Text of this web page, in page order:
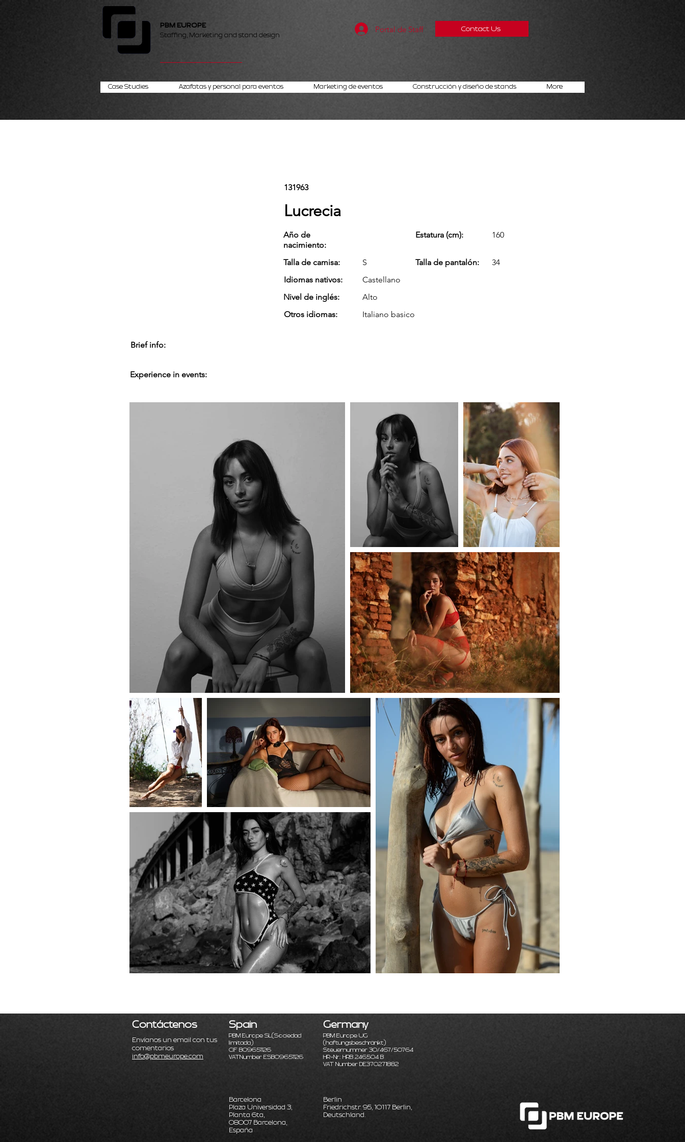
PBM EUROPE
Staffing, Marketing and stand design
Portal de Staff Contact Us
Case Studies Azafatas y personal para eventos Marketing de eventos Construcción y diseño de stands More
131963
Lucrecia
Año de
nacimiento:
Estatura (cm): 160
Talla de camisa: S Talla de pantalón:
34
Idiomas nativos:
Castellano
Nivel de inglés:
Alto
Otros idiomas:
Italiano basico
Brief info:
Experience in events:
Contáctenos
Envíanos un email con tus
comentarios
info@pbmeurope.com
Spain
PBM Europe SL(Sociedad
limitada)
CIF B09651126
VATNumber ESB09651126
Germany
PBM Europe UG
(haftungsbeschränkt)
Steuernummer 30/467/50764
HR-Nr.: HRB 246504 B
VAT Number DE370271882
Barcelona
Plaza Universidad 3,
Planta 6ta,
08007 Barcelona,
España
Berlin
Friedrichstr. 95, 10117 Berlin,
Deutschland.